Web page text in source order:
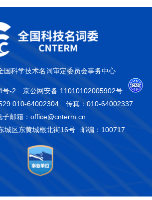
国科学技术名词审定委员会事务中心
号-2
京公网安备 11010102005902号
010-64002304
传真：010-64002337
子邮箱：office@cnterm.cn
城区东黄城根北街16号
邮编：100717